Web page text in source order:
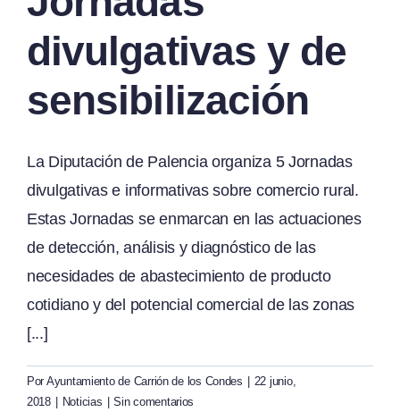
divulgativas y de
sensibilización
La Diputación de Palencia organiza 5 Jornadas
divulgativas e informativas sobre comercio rural.
Estas Jornadas se enmarcan en las actuaciones
de detección, análisis y diagnóstico de las
necesidades de abastecimiento de producto
cotidiano y del potencial comercial de las zonas
[...]
Por Ayuntamiento de Carrión de los Condes
22 junio,
2018
Noticias
Sin comentarios